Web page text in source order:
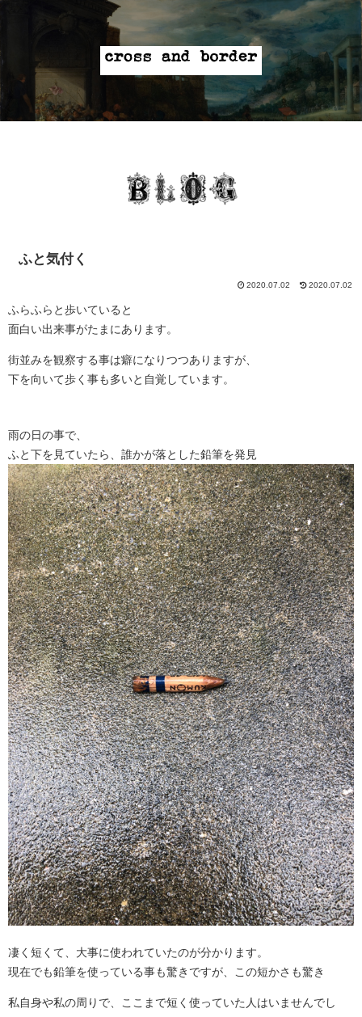
ふと気付く
2020.07.02 2020.07.02
ふらふらと歩いていると
面白い出来事がたまにあります。
街並みを観察する事は癖になりつつありますが、
下を向いて歩く事も多いと自覚しています。
雨の日の事で、
ふと下を見ていたら、誰かが落とした鉛筆を発見
凄く短くて、大事に使われていたのが分かります。
現在でも鉛筆を使っている事も驚きですが、この短かさも驚き
私自身や私の周りで、ここまで短く使っていた人はいませんでし